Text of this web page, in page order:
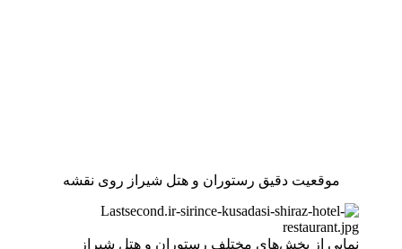
موقعیت دقیق رستوران و هتل شیراز روی نقشه
نمایی از بخش‌های مختلف رستوران و هتل شیراز